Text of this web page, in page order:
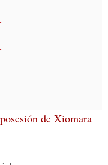
de Xiomara